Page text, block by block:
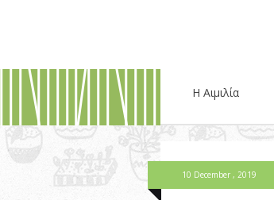
Η Αιμιλία
10 December , 2019